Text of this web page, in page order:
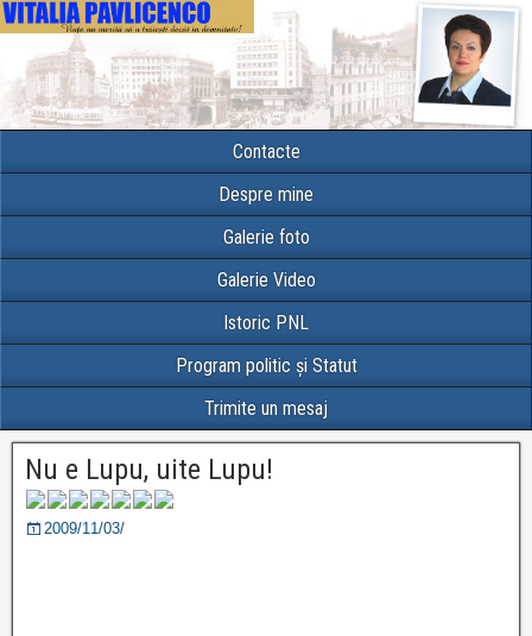
Contacte
Despre mine
Galerie foto
Galerie Video
Istoric PNL
Program politic și Statut
Trimite un mesaj
Nu e Lupu, uite Lupu!
2009/11/03/